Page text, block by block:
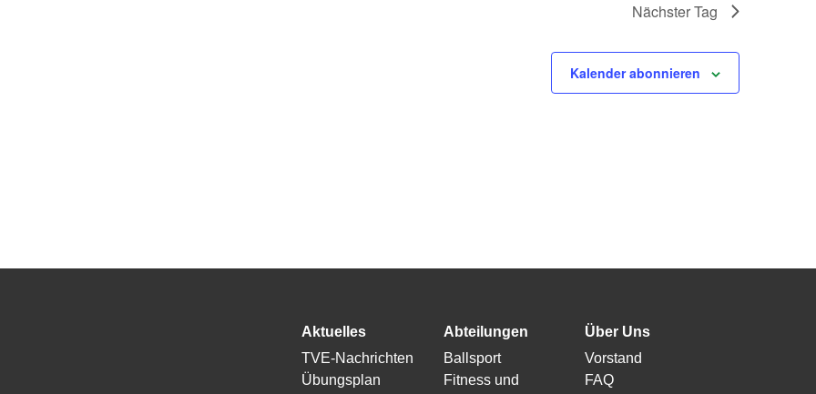
Nächster Tag
Kalender abonnieren
Aktuelles
TVE-Nachrichten
Übungsplan
Abteilungen
Ballsport
Fitness und
Über Uns
Vorstand
FAQ